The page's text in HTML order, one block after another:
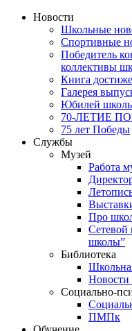
Новости
Школьные
Спортивные
Победитель
коллективы
Книга
Галерея
Юбилей
70-ЛЕТИЕ
75 лет Победы
Службы
Музей
Работа
Про
Сетевой
школы”
Библиотека
Новости
Социально-
ПМПк